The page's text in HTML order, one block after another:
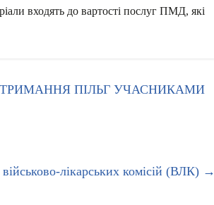
входять до вартості послуг ПМД, які
ПІЛЬГ УЧАСНИКАМИ
лікарських комісій (ВЛК) →